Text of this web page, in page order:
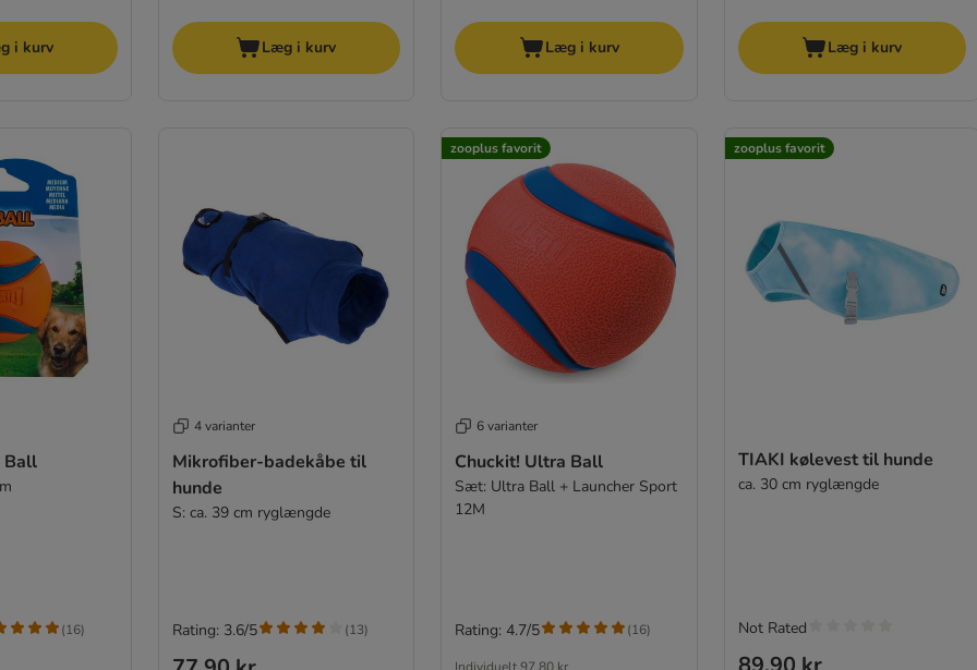
i kurv Læg i kurv Læg i kurv Læg i kurv
Ball
(16)
4 varianter
Mikrofiber-badekåbe til
hunde
S: ca. 39 cm ryglængde
Rating: 3.6/5 (13)
zooplus favorit
6 varianter
Chuckit! Ultra Ball
Sæt: Ultra Ball + Launcher Sport
12M
Individuelt97,80 kr
Rating: 4.7/5 (16)
zooplus favorit
TIAKI kølevest til hunde
ca. 30 cm ryglængde
Not Rated